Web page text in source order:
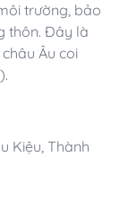
trường, bảo
thôn. Đây là
Âu coi
Kiệu, Thành